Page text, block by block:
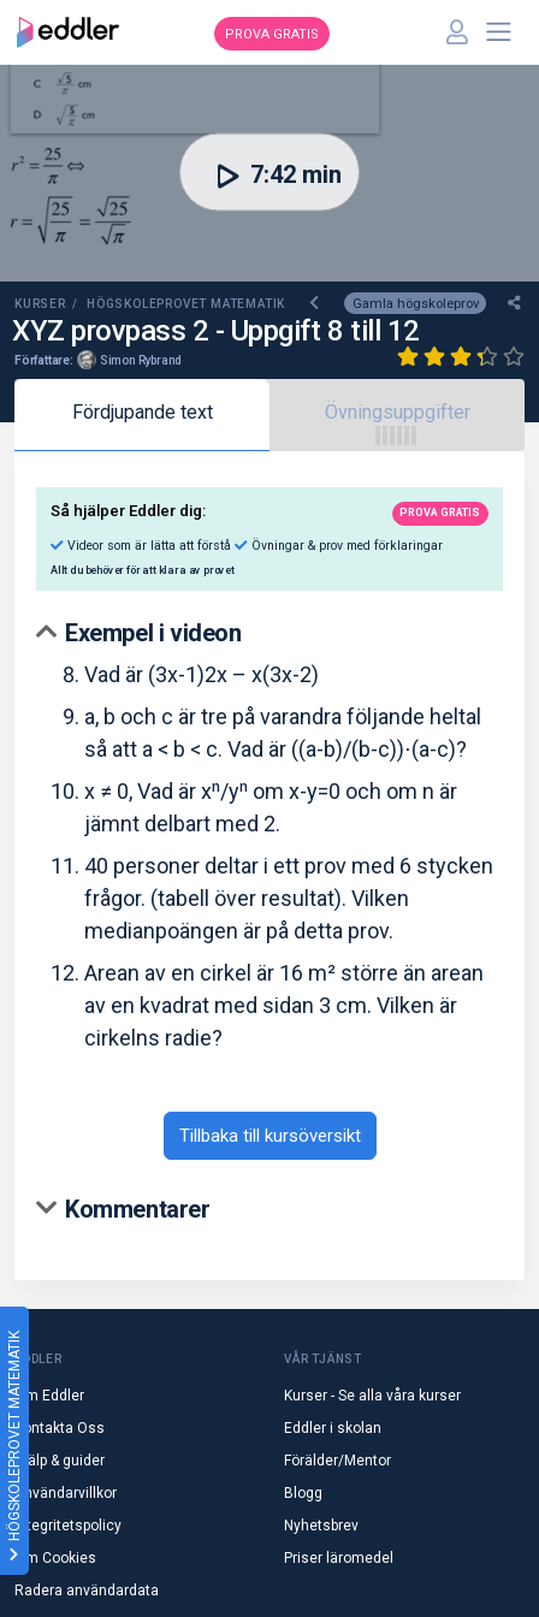
HÖGSKOLEPROVET MATEMATIK
PROVA GRATIS
KURSER / HÖGSKOLEPROVET MATEMATIK Gamla högskoleprov
XYZ provpass 2 - Uppgift 8 till 12
Författare: Simon Rybrand
7:42 min
Fördjupande text Övningsuppgifter
Så hjälper Eddler dig:
Videor som är lätta att förstå Övningar & prov
Allt du behöver för att klara av provet
Exempel i videon
Vad är (3x-1)2x – x(3x-2)
a, b och c är tre på varandra följande heltal
så att a < b < c. Vad är ((a-b)/(b-c))⋅(a-c)?
x ≠ 0, Vad är xⁿ/yⁿ om x-y=0 och om n är
jämnt delbart med 2.
40 personer deltar i ett prov med 6 stycken
frågor. (tabell över resultat). Vilken
medianpoängen är på detta prov.
Arean av en cirkel är 16 m² större än arean
av en kvadrat med sidan 3 cm. Vilken är
cirkelns radie?
Tillbaka till kursöversikt
Kommentarer
EDDLER
Om Eddler
Kontakta Oss
Hjälp & guider
Användarvillkor
Integritetspolicy
Om Cookies
Radera användardata
VÅR TJÄNST
Kurser - Se alla våra kurser
Eddler i skolan
Förälder/Mentor
Blogg
Nyhetsbrev
Priser läromedel